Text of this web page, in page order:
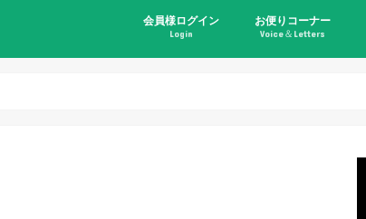
会員様ログイン
Login
お便りコーナー
Voice＆Letters